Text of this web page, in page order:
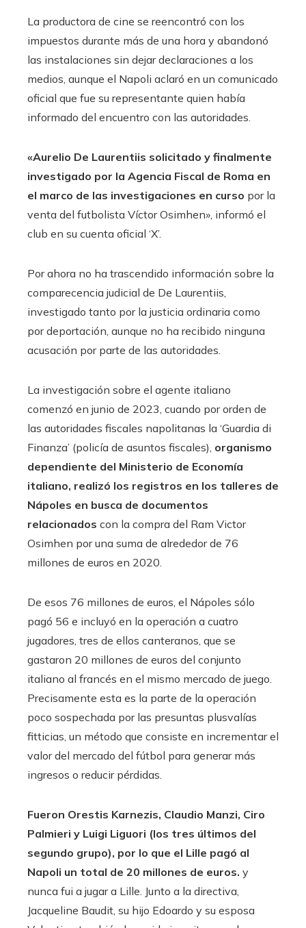
La productora de cine se reencontró con los
impuestos durante más de una hora y abandonó
las instalaciones sin dejar declaraciones a los
medios, aunque el Napoli aclaró en un comunicado
oficial que fue su representante quien había
informado del encuentro con las autoridades.
«Aurelio De Laurentiis solicitado y finalmente
investigado por la Agencia Fiscal de Roma en
el marco de las investigaciones en curso por la
venta del futbolista Víctor Osimhen», informó el
club en su cuenta oficial ‘X’.
Por ahora no ha trascendido información sobre la
comparecencia judicial de De Laurentiis,
investigado tanto por la justicia ordinaria como
por deportación, aunque no ha recibido ninguna
acusación por parte de las autoridades.
La investigación sobre el agente italiano
comenzó en junio de 2023, cuando por orden de
las autoridades fiscales napolitanas la ‘Guardia di
Finanza’ (policía de asuntos fiscales), organismo
dependiente del Ministerio de Economía
italiano, realizó los registros en los talleres de
Nápoles en busca de documentos
relacionados con la compra del Ram Victor
Osimhen por una suma de alrededor de 76
millones de euros en 2020.
De esos 76 millones de euros, el Nápoles sólo
pagó 56 e incluyó en la operación a cuatro
jugadores, tres de ellos canteranos, que se
gastaron 20 millones de euros del conjunto
italiano al francés en el mismo mercado de juego.
Precisamente esta es la parte de la operación
poco sospechada por las presuntas plusvalías
fitticias, un método que consiste en incrementar el
valor del mercado del fútbol para generar más
ingresos o reducir pérdidas.
Fueron Orestis Karnezis, Claudio Manzi, Ciro
Palmieri y Luigi Liguori (los tres últimos del
segundo grupo), por lo que el Lille pagó al
Napoli un total de 20 millones de euros. y
nunca fui a jugar a Lille. Junto a la directiva,
Jacqueline Baudit, su hijo Edoardo y su esposa